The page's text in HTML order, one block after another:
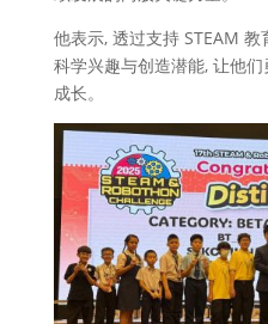
他表示, 透过支持 STEAM
科学兴趣与创造潜能, 让他
成长。